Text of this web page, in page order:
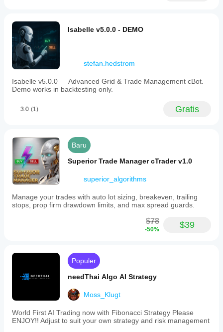
performance
over
extended
periods.
Profil trading
Isabelle v5.0.0 - DEMO
stefan.hedstrom
Isabelle v5.0.0 — Advanced Grid & Trade Management cBot.
Demo works in backtesting only.
3.0 (1) Gratis
Baru
Superior Trade Manager cTrader v1.0
superior_algorithms
Manage your trades with auto lot sizing, breakeven, trailing
stops, prop firm drawdown limits, and max spread guards.
$78
-50% $39
Populer
needThai Algo AI Strategy
Moss_Klugt
World First AI Trading now with Fibonacci Strategy Please
ENJOY!! Adjust to suit your own strategy and risk management